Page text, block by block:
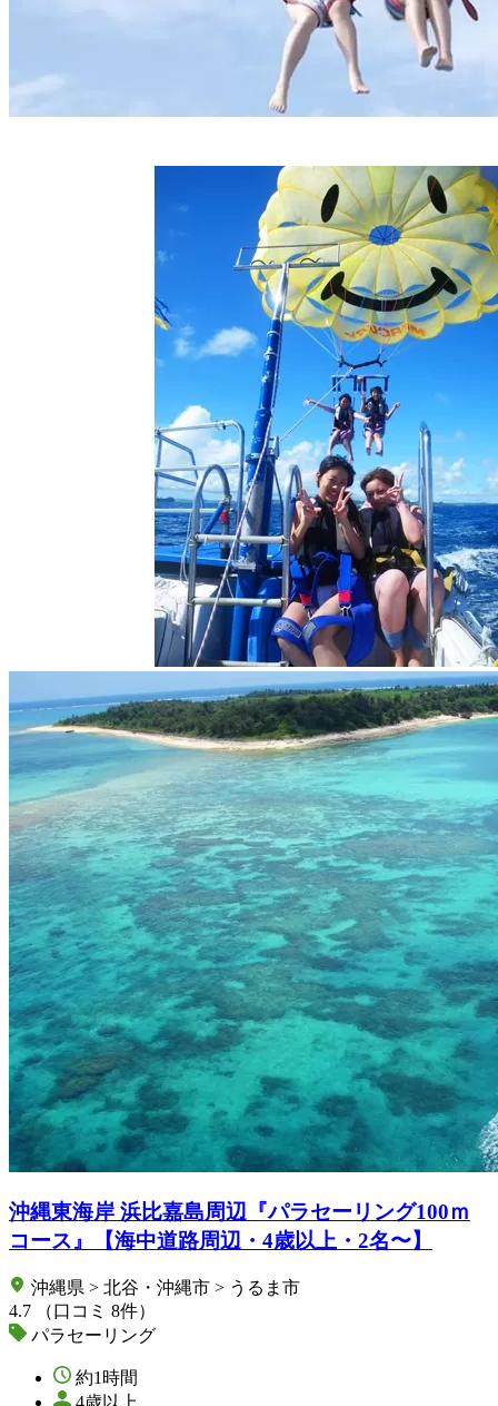
沖縄東海岸 浜比嘉島周辺『パラセーリング100ｍ
コース』【海中道路周辺・4歳以上・2名〜】
沖縄県 > 北谷・沖縄市 > うるま市
4.7
（口コミ 8件）
パラセーリング
約1時間